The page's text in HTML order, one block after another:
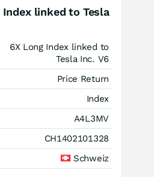
linked to Tesla
6X Long Index linked to
Tesla Inc. V6
Price Return
Index
A4L3MV
CH1402101328
Schweiz